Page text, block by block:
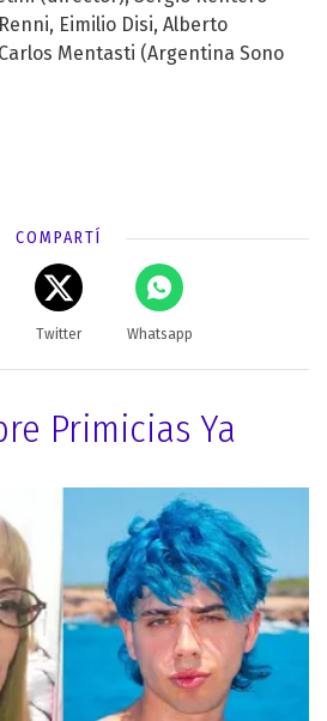
Eimilio Disi, Alberto
Mentasti (Argentina Sono
COMPARTÍ
Twitter Whatsapp
Primicias Ya